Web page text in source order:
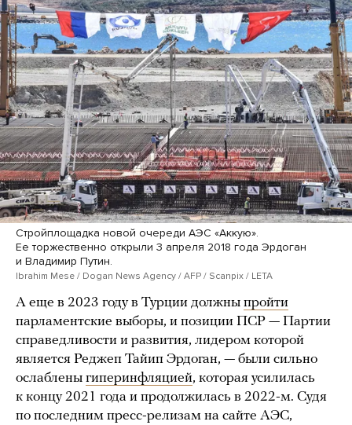
Стройплощадка новой очереди АЭС «Аккую».
Ее торжественно открыли 3 апреля 2018 года Эрдоган
и Владимир Путин.
Ibrahim Mese / Dogan News Agency / AFP / Scanpix / LETA
А еще в 2023 году в Турции должны пройти
парламентские выборы, и позиции ПСР — Партии
справедливости и развития, лидером которой
является Реджеп Тайип Эрдоган, — были сильно
ослаблены гиперинфляцией, которая усилилась
к концу 2021 года и продолжилась в 2022-м. Судя
по последним пресс-релизам на сайте АЭС,